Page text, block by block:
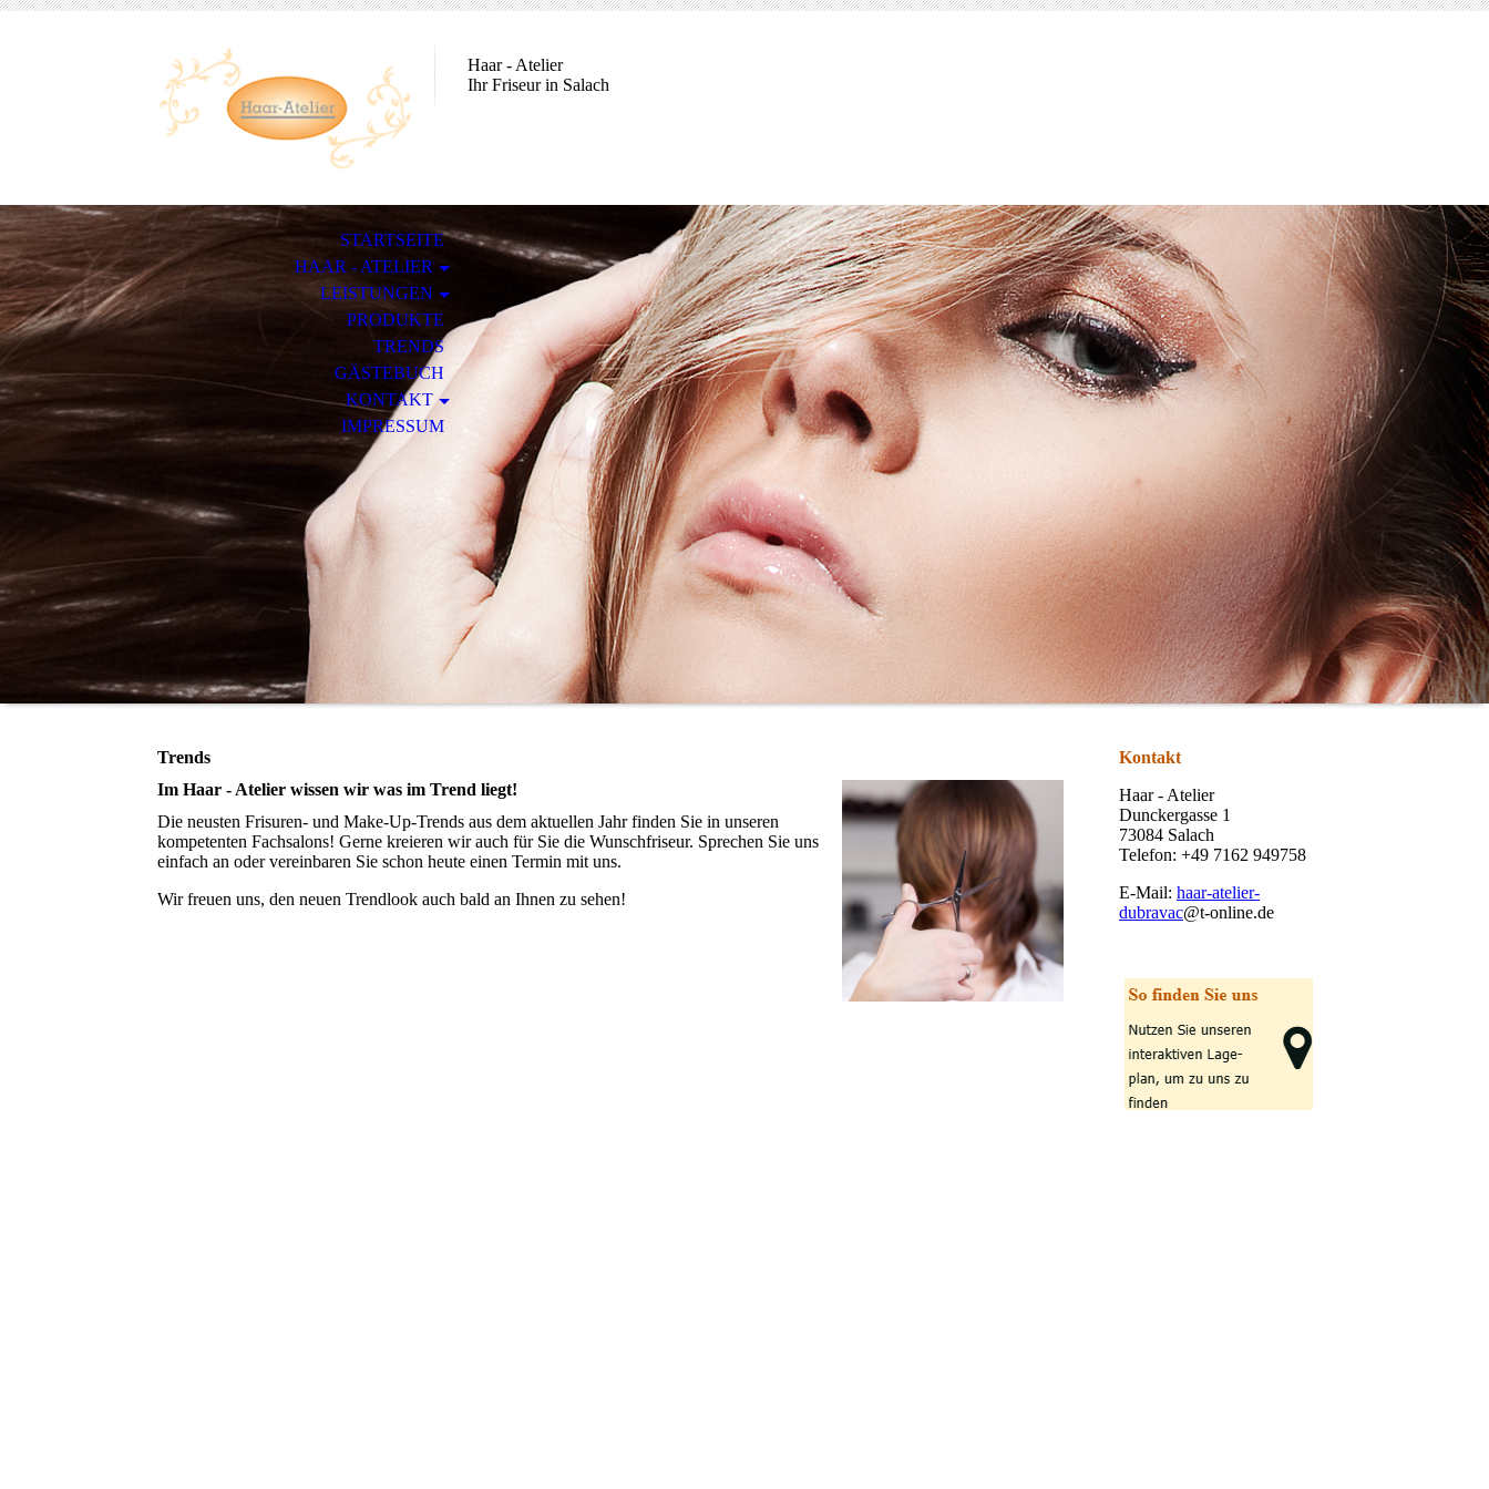
Haar - Atelier
Ihr Friseur in Salach
STARTSEITE
HAAR - ATELIER
LEISTUNGEN
PRODUKTE
TRENDS
GÄSTEBUCH
KONTAKT
IMPRESSUM
Trends
Im Haar - Atelier wissen wir was im Trend liegt!
Die neusten Frisuren- und Make-Up-Trends aus dem aktuellen Jahr finden Sie in unseren
kompetenten Fachsalons! Gerne kreieren wir auch für Sie die Wunschfriseur. Sprechen Sie uns
einfach an oder vereinbaren Sie schon heute einen Termin mit uns.
Wir freuen uns, den neuen Trendlook auch bald an Ihnen zu sehen!
Kontakt
Haar - Atelier
Dunckergasse 1
73084 Salach
Telefon: +49 7162 949758
E-Mail: haar-atelier-
dubravac@t-online.de